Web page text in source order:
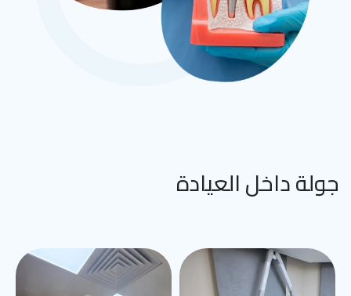
جولة داخل العيادة